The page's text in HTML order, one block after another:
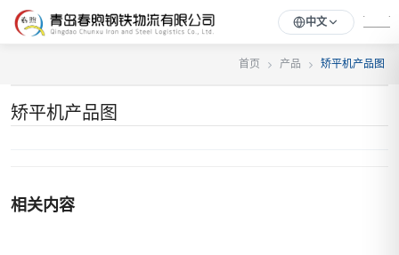
中文
首页 产品 矫平机产品图
矫平机产品图
相关内容